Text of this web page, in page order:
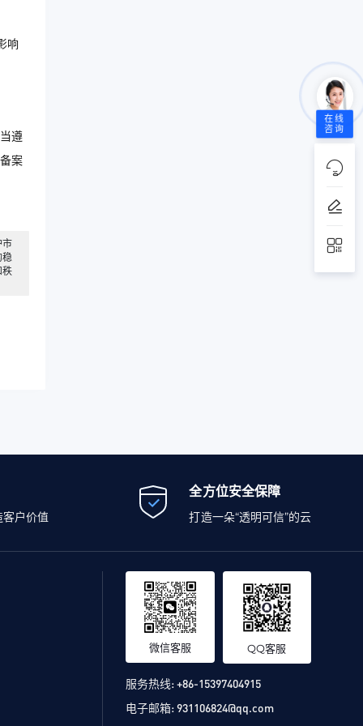
响
遵
案
市
稳
秩
客户价值
全方位安全保障
打造一朵“透明可信”的云
微信客服 QQ客服
服务热线:+86-15397404915
电子邮箱:931106824@qq.com
在线
咨询